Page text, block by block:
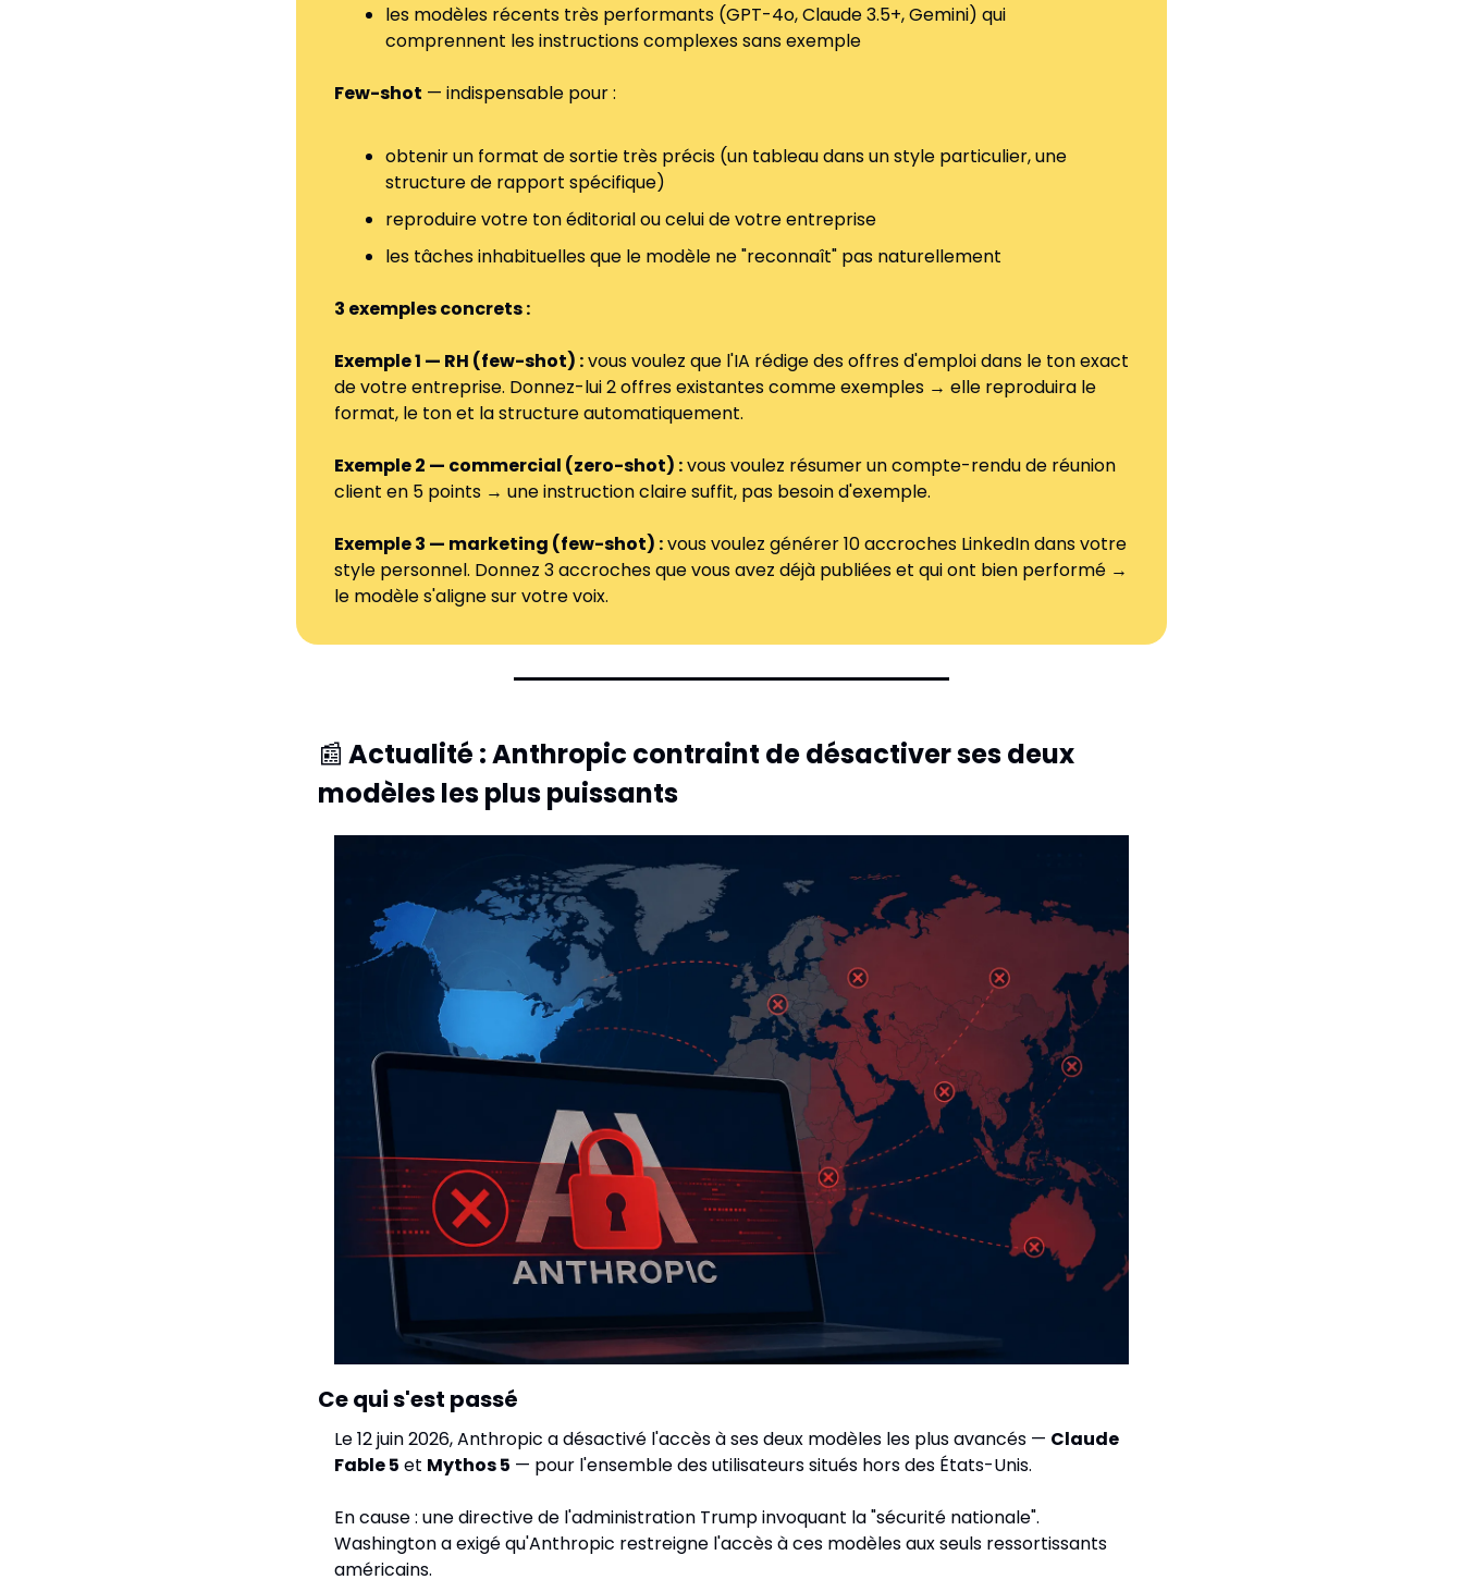
les modèles récents très performants (GPT-4o, Claude 3.5+, Gemini) qui
comprennent les instructions complexes sans exemple
Few-shot — indispensable pour :
obtenir un format de sortie très précis (un tableau dans un style particulier, une
structure de rapport spécifique)
reproduire votre ton éditorial ou celui de votre entreprise
les tâches inhabituelles que le modèle ne "reconnaît" pas naturellement
3 exemples concrets :
Exemple 1 — RH (few-shot) : vous voulez que l'IA rédige des offres d'emploi dans le ton exact
de votre entreprise. Donnez-lui 2 offres existantes comme exemples → elle reproduira le
format, le ton et la structure automatiquement.
Exemple 2 — commercial (zero-shot) : vous voulez résumer un compte-rendu de réunion
client en 5 points → une instruction claire suffit, pas besoin d'exemple.
Exemple 3 — marketing (few-shot) : vous voulez générer 10 accroches LinkedIn dans votre
style personnel. Donnez 3 accroches que vous avez déjà publiées et qui ont bien performé →
le modèle s'aligne sur votre voix.
📰 Actualité : Anthropic contraint de désactiver ses deux
modèles les plus puissants
Ce qui s'est passé
Le 12 juin 2026, Anthropic a désactivé l'accès à ses deux modèles les plus avancés — Claude
Fable 5 et Mythos 5 — pour l'ensemble des utilisateurs situés hors des États-Unis.
En cause : une directive de l'administration Trump invoquant la "sécurité nationale".
Washington a exigé qu'Anthropic restreigne l'accès à ces modèles aux seuls ressortissants
américains.